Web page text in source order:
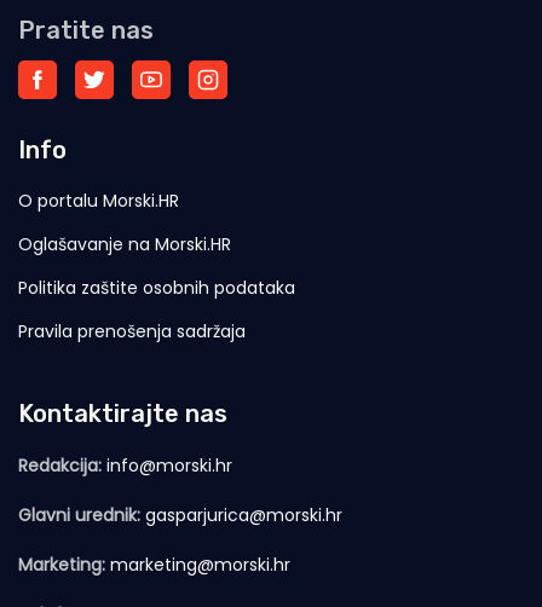
Pratite nas
Info
O portalu Morski.HR
Oglašavanje na Morski.HR
Politika zaštite osobnih podataka
Pravila prenošenja sadržaja
Kontaktirajte nas
Redakcija: info@morski.hr
Glavni urednik: gasparjurica@morski.hr
Marketing: marketing@morski.hr